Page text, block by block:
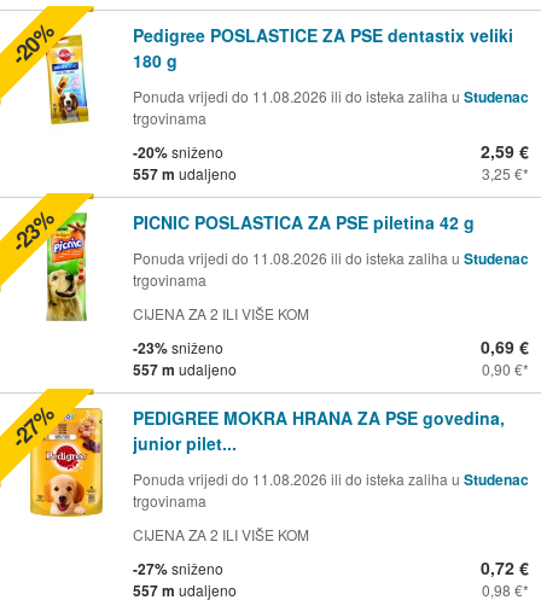
Pedigree POSLASTICE ZA PSE dentastix veliki
180 g
Ponuda vrijedi do 11.08.2026 ili do isteka zaliha u Studenac
trgovinama
-20%sniženo
557 m udaljeno
2,59 €
3,25 €
-20%
PICNIC POSLASTICA ZA PSE piletina 42 g
Ponuda vrijedi do 11.08.2026 ili do isteka zaliha u Studenac
trgovinama
CIJENA ZA 2 ILI VIŠE KOM
-23%sniženo
557 m udaljeno
0,69 €
0,90 €
-23%
PEDIGREE MOKRA HRANA ZA PSE govedina,
junior pilet...
Ponuda vrijedi do 11.08.2026 ili do isteka zaliha u Studenac
trgovinama
CIJENA ZA 2 ILI VIŠE KOM
-27%sniženo
557 m udaljeno
0,72 €
0,98 €
-27%